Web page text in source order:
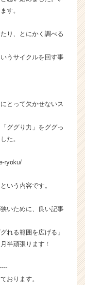
す。
り、とにかく調べる
うサイクルを回す事
とって欠かせないス
ググり力」をググっ
た。
ryoku/
いう内容です。
いために、良い記事
れる範囲を広げる」
半頑張ります！
おります。